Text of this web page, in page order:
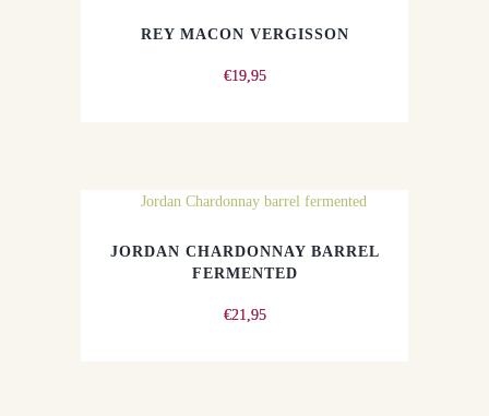
REY MACON VERGISSON
€19,95
JORDAN CHARDONNAY BARREL
FERMENTED
€21,95